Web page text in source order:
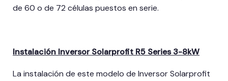
de 60 o de 72 células puestos en serie.
Instalación Inversor Solarprofit R5 Series 3-8kW
La instalación de este modelo de Inversor Solarprofit